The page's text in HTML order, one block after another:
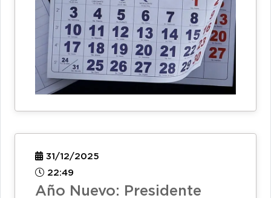
31/12/2025
22:49
Año Nuevo: Presidente